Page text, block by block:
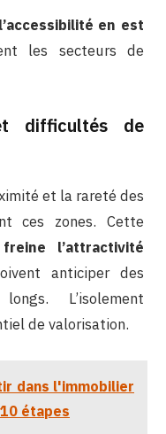
en est
les secteurs de
difficultés de
et la rareté des
ces zones. Cette
freine l’attractivité
anticiper des
L’isolement
de valorisation.
dans l'immobilier
étapes